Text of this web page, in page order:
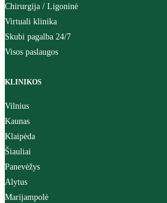
Chirurgija / Ligoninė
Virtuali klinika
Skubi pagalba 24/7
Visos paslaugos
KLINIKOS
Vilnius
Kaunas
Klaipėda
Šiauliai
Panevėžys
Alytus
Marijampolė